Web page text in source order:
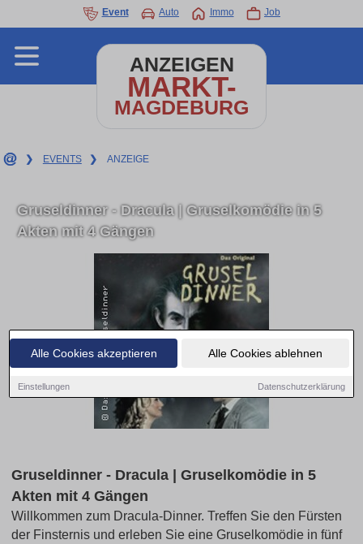
Alle Cookies akzeptieren Alle Cookies ablehnen
Einstellungen Datenschutzerklärung
Event Auto Immo Job
ANZEIGEN
MARKT-
MAGDEBURG
❯ EVENTS ❯ ANZEIGE
Gruseldinner - Dracula | Gruselkomödie in 5
Akten mit 4 Gängen
Gruseldinner - Dracula | Gruselkomödie in 5
Akten mit 4 Gängen
Willkommen zum Dracula-Dinner. Treffen Sie den Fürsten
der Finsternis und erleben Sie eine Gruselkomödie in fünf